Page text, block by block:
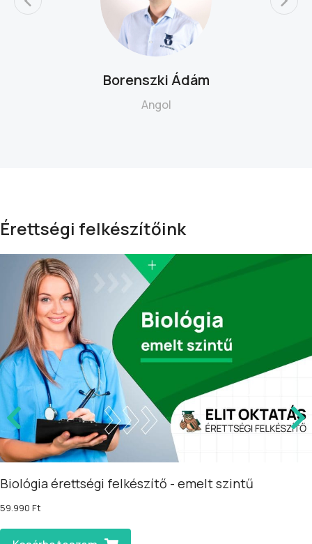
Borenszki Ádám
Angol
Érettségi felkészítőink
Biológia érettségi felkészítő - emelt szintű
59.990 Ft